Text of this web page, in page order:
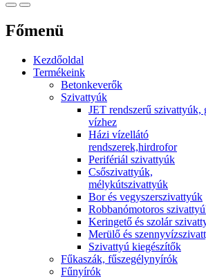
Főmenü
Kezdőoldal
Termékeink
Betonkeverők
Szivattyúk
JET rendszerű szivattyúk,
vízhez
Házi vízellátó
rendszerek,hirdrofor
Perifériál szivattyúk
Csőszivattyúk,
mélykútszivattyúk
Bor és vegyszerszivattyúk
Robbanómotoros
Keringető és szolár
Merülő és
Szivattyú kiegészítők
Fűkaszák, fűszegélynyírók
Fűnyírók